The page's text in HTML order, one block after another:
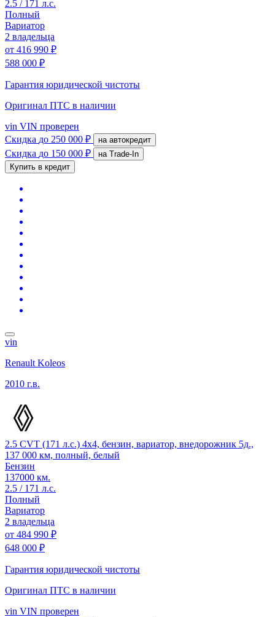
2.5 / 171 л.с.
Полный
Вариатор
2 владельца
от 416 990 ₽
588 000 ₽
Гарантия юридической чистоты
Оригинал ПТС в наличии
vin VIN проверен
Скидка до 250 000 ₽ на автокредит
Скидка до 150 000 ₽
на Trade-In
Купить в кредит
vin
Renault Koleos
2010 г.в.
2.5 CVT (171 л.с.) 4x4, бензин, вариатор, внедорожник 5д.,
137 000 км, полный, белый
Бензин
137000 км.
2.5 / 171 л.с.
Полный
Вариатор
2 владельца
от 484 990 ₽
648 000 ₽
Гарантия юридической чистоты
Оригинал ПТС в наличии
vin VIN проверен